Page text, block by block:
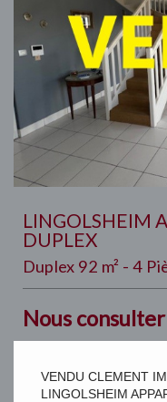
LINGOLSHEIM
DUPLEX
Duplex 92 m² - 4
Nous consulter
VENDU CLEMENT
LINGOLSHEIM